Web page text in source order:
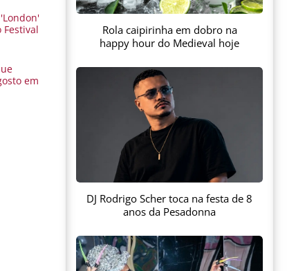
em
Rola caipirinha em dobro na
happy hour do Medieval hoje
DJ Rodrigo Scher toca na festa de 8
anos da Pesadonna